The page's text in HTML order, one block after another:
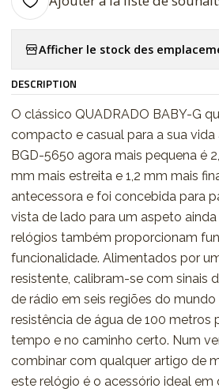
Afficher le stock des
DESCRIPTION
O clássico QUADRADO BABY-G
compacto e casual para a sua vida
BGD-5650 agora mais pequena é
mm mais estreita e 1,2 mm mais
antecessora e foi concebida para
vista de lado para um aspeto ainda
relógios também proporcionam
funcionalidade. Alimentados por
resistente, calibram-se com sinais
de rádio em seis regiões do
resistência de água de 100 metros
tempo e no caminho certo. Num
combinar com qualquer artigo de
este relógio é o acessório ideal